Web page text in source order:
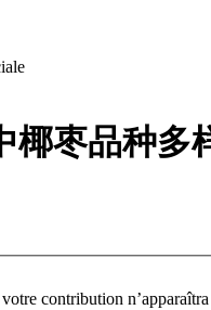
椰枣品种多
contribution